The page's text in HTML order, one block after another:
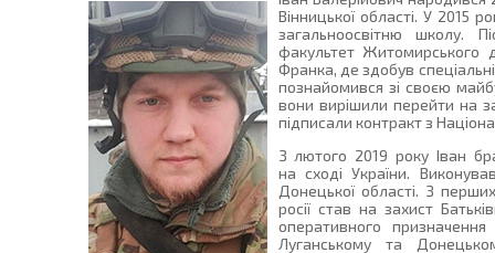
Вінницької області. У 2015
загальноосвітню школу.
факультет Житомирського
Франка, де здобув
познайомився зі своєю
вони вирішили перейти на
підписали контракт з
З лютого 2019 року Іван
на сході України.
Донецької області. З
росії став на захист
оперативного
Луганському та